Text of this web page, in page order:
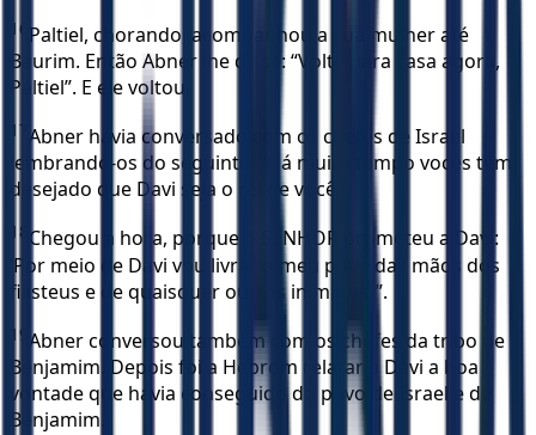
16 Paltiel, chorando, acompanhou a sua mulher até
Baurim. Então Abner lhe disse: “Volte para casa agora,
Paltiel”. E ele voltou.
17 Abner havia conversado com os chefes de Israel
lembrando-os do seguinte: “Há muito tempo vocês têm
desejado que Davi seja o rei de vocês.
18 Chegou a hora, porque o SENHOR prometeu a Davi:
‘Por meio de Davi vou livrar o meu povo das mãos dos
filisteus e de quaisquer outros inimigos’ ”.
19 Abner conversou também com os chefes da tribo de
Benjamim. Depois foi a Hebrom relatar a Davi a boa
vontade que havia conseguido do povo de Israel e de
Benjamim.